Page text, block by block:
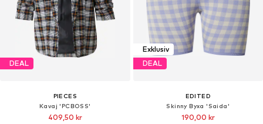
DEAL
PIECES
Kavaj 'PCBOSS'
409,50 kr
Exklusiv
DEAL
EDITED
Skinny Byxa 'Saida'
190,00 kr